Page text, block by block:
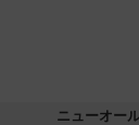
ニューオー